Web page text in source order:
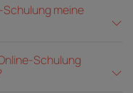
meine
Schulung